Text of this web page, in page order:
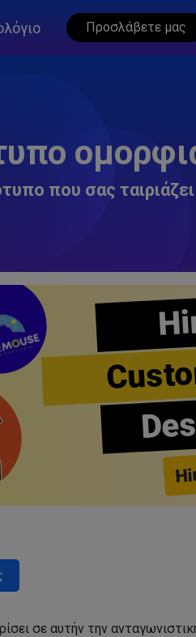
Προσλάβετε μας
που σας
σε αυτήν την